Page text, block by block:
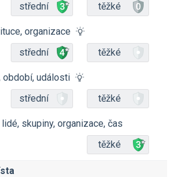
střední
těžké
organizace
střední
těžké
období, události
střední
těžké
skupiny, organizace, čas
těžké